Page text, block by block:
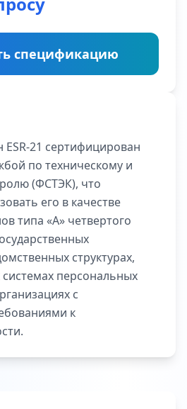
спецификацию
21 сертифицирован
по техническому и
(ФСТЭК), что
его в качестве
типа «А» четвертого
структурах,
персональных
с
к